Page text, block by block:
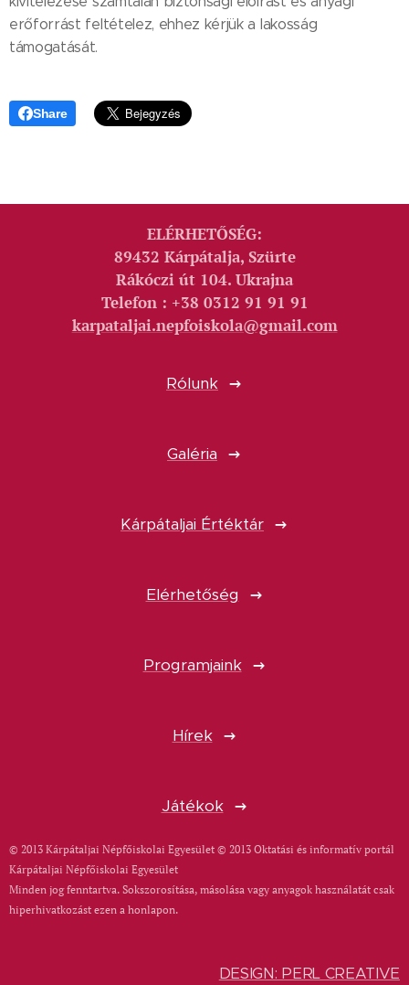
erőforrást feltételez, ehhez kérjük a lakosság
támogatását.
Share
ELÉRHETŐSÉG:
89432 Kárpátalja, Szürte
Rákóczi út 104. Ukrajna
Telefon : +38 0312 91 91 91
karpataljai.nepfoiskola@gmail.com
Rólunk
Galéria
Kárpátaljai Értéktár
Elérhetőség
Programjaink
Hírek
Játékok
© 2013 Kárpátaljai Népfőiskolai Egyesület © 2013 Oktatási és informatív portál
Kárpátaljai Népfőiskolai Egyesület
Minden jog fenntartva. Sokszorosítása, másolása vagy anyagok használatát csak
hiperhivatkozást ezen a honlapon.
DESIGN: PERL CREATIVE